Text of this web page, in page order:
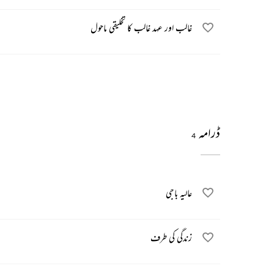
غالب اور عہد غالب کا تخلیقی ماحول
ڈرامہ 4
عالیہ باجی
زندگی کی طرف